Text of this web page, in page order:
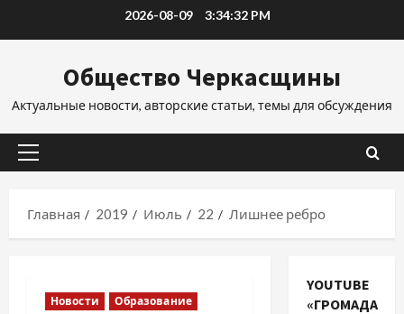
2026-08-09 3:34:33 PM
Общество Черкасщины
Актуальные новости, авторские статьи, темы для обсуждения
Основное
Главная
2019 Июль 22 Лишнее ребро
Новости
Образование
YOUTUBE
«ГРОМАДА